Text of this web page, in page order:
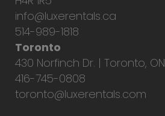
info@luxerentals.ca
514-989-1818
Toronto
430 Norfinch Dr. | Toronto, ON
416-745-0808
toronto@luxerentals.com